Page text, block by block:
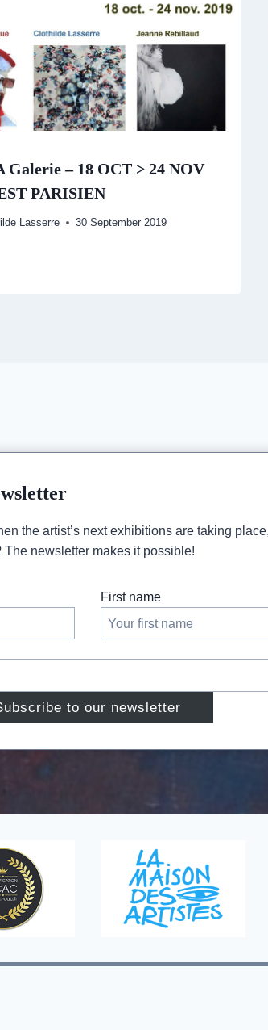
Galerie – 18 OCT > 24 NOV
PARISIEN
Lasserre 30 September 2019
the artist’s next exhibitions are taking
newsletter makes it possible!
First name
to our newsletter